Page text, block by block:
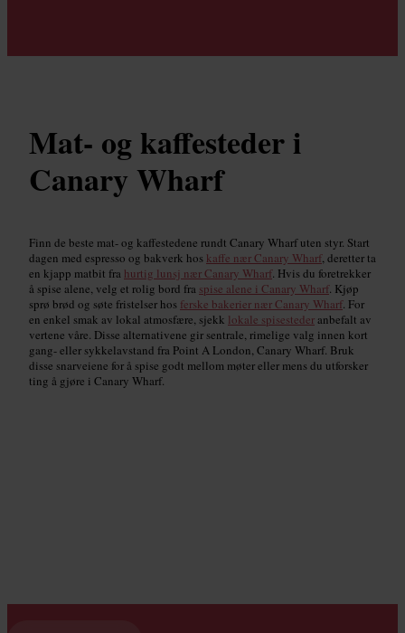
Mat- og kaffesteder i
Canary Wharf
Finn de beste mat- og kaffestedene rundt Canary Wharf uten styr. Start
dagen med espresso og bakverk hos kaffe nær Canary Wharf, deretter ta
en kjapp matbit fra hurtig lunsj nær Canary Wharf. Hvis du foretrekker
å spise alene, velg et rolig bord fra spise alene i Canary Wharf. Kjøp
sprø brød og søte fristelser hos ferske bakerier nær Canary Wharf. For
en enkel smak av lokal atmosfære, sjekk lokale spisestederanbefalt av
vertene våre. Disse alternativene gir sentrale, rimelige valg innen kort
gang- eller sykkelavstand fra Point A London, Canary Wharf. Bruk
disse snarveiene for å spise godt mellom møter eller mens du utforsker
ting å gjøre i Canary Wharf.